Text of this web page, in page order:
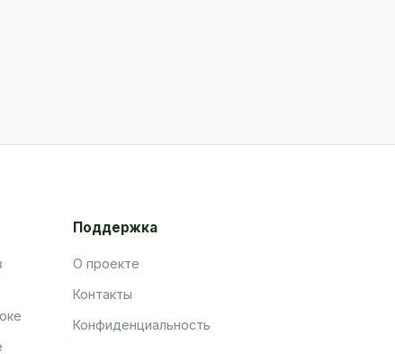
Поддержка
О проекте
Контакты
Конфиденциальность